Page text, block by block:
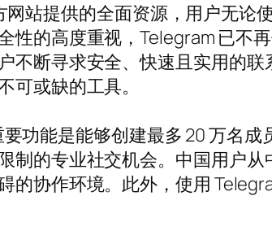
网站提供的全面资源，用户无论
性的高度重视，Telegram 已不
不断寻求安全、快速且实用的
可或缺的工具。
功能是能够创建最多 20 万名
制的专业社交机会。中国用户
的协作环境。此外，使用